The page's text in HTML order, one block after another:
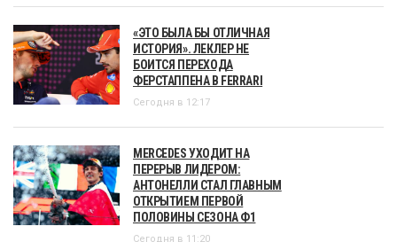
«ЭТО БЫЛА БЫ ОТЛИЧНАЯ
ИСТОРИЯ». ЛЕКЛЕР НЕ
БОИТСЯ ПЕРЕХОДА
ФЕРСТАППЕНА В FERRARI
Сегодня в 12:17
MERCEDES УХОДИТ НА
ПЕРЕРЫВ ЛИДЕРОМ:
АНТОНЕЛЛИ СТАЛ ГЛАВНЫМ
ОТКРЫТИЕМ ПЕРВОЙ
ПОЛОВИНЫ СЕЗОНА Ф1
Сегодня в 11:20